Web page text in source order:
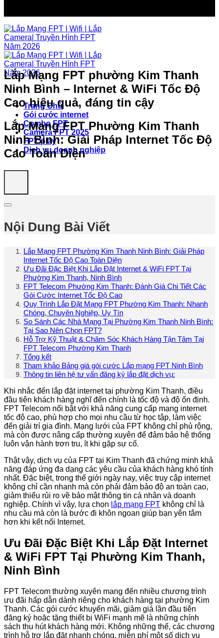
Trang Chủ
Gói cước internet
Combo FPT
Camera FPT 2025
FPT play
Dịch vụ doanh nghiệp
Lắp Mạng FPT phường Kim Thanh
Ninh Bình – Internet & WiFi Tốc Độ
Cao hiệu quả, đáng tin cậy
Lắp Mạng FPT Phường Kim Thanh
Ninh Bình: Giải Pháp Internet Tốc Độ
Cao Toàn Diện
Nội Dung Bài Viết
Lắp Mạng FPT Phường Kim Thanh Ninh Bình: Giải Pháp
Internet Tốc Độ Cao Toàn Diện
Ưu Đãi Đặc Biệt Khi Lắp Đặt Internet & WiFi FPT Tại
Phường Kim Thanh, Ninh Bình
FPT Telecom Phường Kim Thanh: Đánh Giá Chi Tiết Các
Gói Cước Internet Tốc Độ Cao
Quy Trình Lắp Đặt Mạng FPT Phường Kim Thanh: Nhanh
Chóng, Chuyên Nghiệp, Uy Tín
So Sánh Các Nhà Mạng Tại Phường Kim Thanh Ninh Bình:
Tại Sao Nên Chọn FPT?
Hỗ Trợ Kỹ Thuật & Chăm Sóc Khách Hàng Tận Tâm Tại
FPT Telecom Phường Kim Thanh
Tổng kết
Tham khảo Bảng giá gói cước Lắp mạng FPT Ninh Bình
Thông tin liên hệ tư vấn đăng ký lắp đặt dịch vụ:
Khi nhắc đến lắp đặt internet tại phường Kim Thanh, điều
đầu tiên khách hàng nghĩ đến chính là tốc độ và độ ổn định.
FPT Telecom nổi bật với khả năng cung cấp mạng internet
tốc độ cao, phù hợp cho mọi nhu cầu từ học tập, làm việc
đến giải trí gia đình. Mạng lưới của FPT không chỉ phủ rộng,
mà còn được nâng cấp thường xuyên để đảm bảo hệ thống
luôn vận hành trơn tru, ít khi gặp sự cố.
Thật vậy, dịch vụ của FPT tại Kim Thanh đã chứng minh khả
năng đáp ứng đa dạng các yêu cầu của khách hàng khó tính
nhất. Đặc biệt, trong thế giới ngày nay, việc truy cập internet
không chỉ cần nhanh mà còn phải đảm bảo độ an toàn cao,
giảm thiểu rủi ro về bảo mật thông tin cá nhân và doanh
nghiệp. Chính vì vậy, lựa chọn lắp mạng FPT không chỉ là
nhu cầu mà còn là bước đi khôn ngoan giúp bạn yên tâm
hơn khi kết nối Internet.
Ưu Đãi Đặc Biệt Khi Lắp Đặt Internet
& WiFi FPT Tại Phường Kim Thanh,
Ninh Bình
FPT Telecom thường xuyên mang đến nhiều chương trình
ưu đãi hấp dẫn dành riêng cho khách hàng tại phường Kim
Thanh. Các gói cước khuyến mãi, giảm giá lần đầu tiên
đăng ký hoặc tặng thiết bị WiFi mạnh mẽ là những chính
sách thu hút khách hàng mới. Không những thế, các chương
trình hỗ trợ lắp đặt nhanh chóng, miễn phí một số dịch vụ